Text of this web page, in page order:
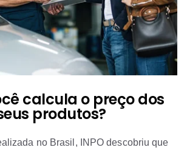
calcula o preço dos
produtos?
no Brasil, INPO descobriu que